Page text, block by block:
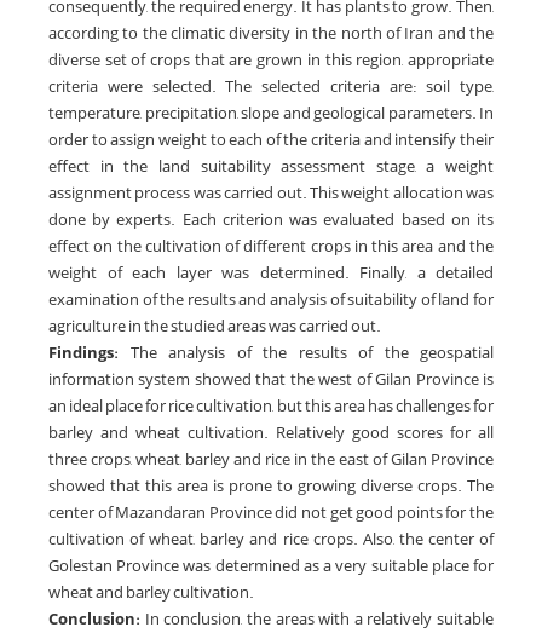
consequently, the required energy. It has plants to grow. Then,
according to the climatic diversity in the north of Iran and the
diverse set of crops that are grown in this region, appropriate
criteria were selected. The selected criteria are: soil type,
temperature, precipitation, slope and geological parameters. In
order to assign weight to each of the criteria and intensify their
effect in the land suitability assessment stage, a weight
assignment process was carried out. This weight allocation was
done by experts. Each criterion was evaluated based on its
effect on the cultivation of different crops in this area and the
weight of each layer was determined. Finally, a detailed
examination of the results and analysis of suitability of land for
agriculture in the studied areas was carried out.
Findings: The analysis of the results of the geospatial
information system showed that the west of Gilan Province is
an ideal place for rice cultivation, but this area has challenges for
barley and wheat cultivation. Relatively good scores for all
three crops, wheat, barley and rice in the east of Gilan Province
showed that this area is prone to growing diverse crops. The
center of Mazandaran Province did not get good points for the
cultivation of wheat, barley and rice crops. Also, the center of
Golestan Province was determined as a very suitable place for
wheat and barley cultivation.
Conclusion: In conclusion, the areas with a relatively suitable